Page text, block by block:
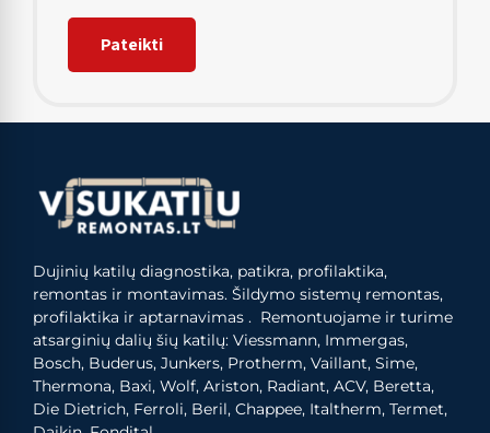
Dujinių katilų diagnostika, patikra, profilaktika,
remontas ir montavimas. Šildymo sistemų remontas,
profilaktika ir aptarnavimas . Remontuojame ir turime
atsarginių dalių šių katilų: Viessmann, Immergas,
Bosch, Buderus, Junkers, Protherm, Vaillant, Sime,
Thermona, Baxi, Wolf, Ariston, Radiant, ACV, Beretta,
Die Dietrich, Ferroli, Beril, Chappee, Italtherm, Termet,